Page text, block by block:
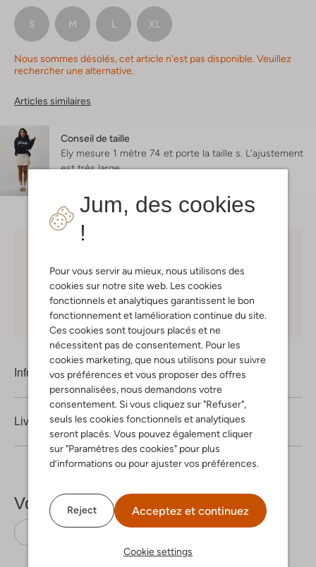
Jum, des cookies
!
Pour vous servir au mieux, nous utilisons des
cookies sur notre site web. Les cookies
fonctionnels et analytiques garantissent le bon
fonctionnement et lamélioration continue du site.
Ces cookies sont toujours placés et ne
nécessitent pas de consentement. Pour les
cookies marketing, que nous utilisons pour suivre
vos préférences et vous proposer des offres
personnalisées, nous demandons votre
consentement. Si vous cliquez sur "Refuser",
seuls les cookies fonctionnels et analytiques
seront placés. Vous pouvez également cliquer
sur "Paramètres des cookies" pour plus
d’informations ou pour ajuster vos préférences.
Reject Acceptez et continuez
Cookie settings
S M L XL
Nous sommes désolés, cet article n'est pas disponible. Veuillez
rechercher une alternative.
Articles similaires
Conseil de taille
Ely mesure 1 mètre 74 et porte la taille s. L'ajustement
esttrès large.
30 joursde retours
Shopping en ligne en toute sécurité
Information produit
Livraison & retours
Voir plus